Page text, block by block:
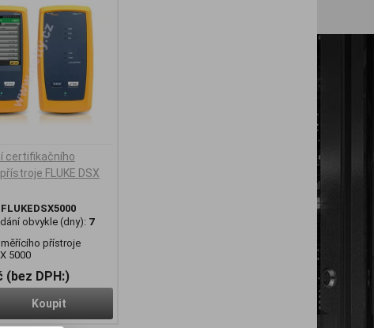
certifikačního
FLUKE DSX
obvykle (dny): 7
přístroje
5000
(bez DPH:)
Koupit